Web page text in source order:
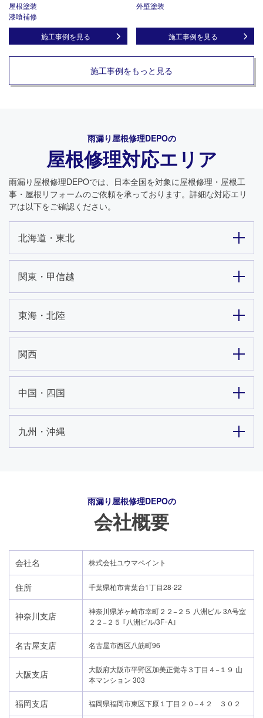
24時間365日対応
050-1883-0629
屋根塗装
漆喰補修
施工事例を見る
外壁塗装
施工事例を見る
施工事例をもっと見る
雨漏り屋根修理DEPOの
屋根修理対応エリア
雨漏り屋根修理DEPOでは、日本全国を対象に屋根修理・屋根工
事・屋根リフォームのご依頼を承っております。詳細な対応エリ
アは以下をご確認ください。
北海道・東北
関東・甲信越
東海・北陸
関西
中国・四国
九州・沖縄
雨漏り屋根修理DEPOの
会社概要
会社名 株式会社ユウマペイント
住所 千葉県柏市青葉台1丁目28-22
神奈川支店
神奈川県茅ヶ崎市幸町２２−２５ 八洲ビル 3A号室
２２−２５ ｢八洲ビル/3FｰA｣
名古屋支店 名古屋市西区八筋町96
大阪支店
大阪府大阪市平野区加美正覚寺３丁目４−１９ 山
本マンション 303
福岡支店 福岡県福岡市東区下原１丁目２０−４２ ３０２